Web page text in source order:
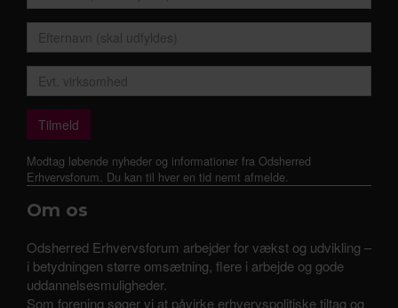
Modtag løbende nyheder og informationer fra Odsherred
Erhvervsforum. Du kan til hver en tid nemt afmelde.
Om os
Odsherred Erhvervsforum arbejder for vækst og udvikling –
i betydningen større omsætning, flere i arbejde og gode
uddannelsesmuligheder.
Som forening søger vi at påvirke erhvervspolitiske tiltag og